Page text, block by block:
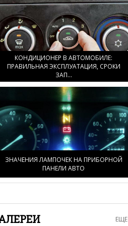
КОНДИЦИОНЕР В АВТОМОБИЛЕ:
ПРАВИЛЬНАЯ ЭКСПЛУАТАЦИЯ, СРОКИ
ЗАП...
ЗНАЧЕНИЯ ЛАМПОЧЕК НА ПРИБОРНОЙ
ПАНЕЛИ АВТО
ЕЩЕ